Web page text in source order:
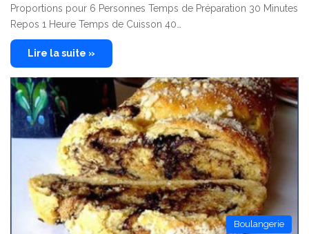
Proportions pour 6 Personnes Temps de Préparation 30 Minutes
Repos 1 Heure Temps de Cuisson 40…
Lire la suite »
Boulangerie